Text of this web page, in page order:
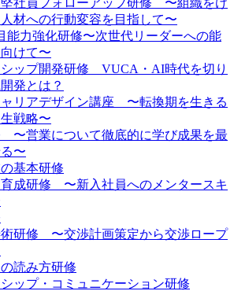
材への行動変容を目指して〜
能力強化研修〜次世代リーダーへの能
けて〜
シップ開発研修 VUCA・AI時代を切り
発とは？
リアデザイン講座 〜転換期を生きる
戦略〜
〜営業について徹底的に学び成果を最
〜
基本研修
育成研修 〜新入社員へのメンタースキ
研修 〜交渉計画策定から交渉ロープ
読み方研修
ップ・コミュニケーション研修